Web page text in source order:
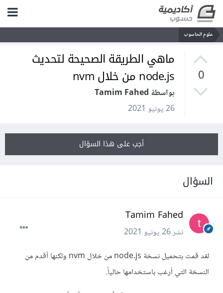
علوم الحاسوب
0
ماهي الطريقة الصحيحة لتحديث
node.js من خلال nvm
بواسطة Tamim Fahed
26 يونيو 2021
أجب على هذا السؤال
السؤال
Tamim Fahed
نشر26 يونيو 2021
لقد قمت بتحميل نسخة node.js من خلال nvm ولكنها أقدم من
النسخة التي أرغب باستخدامها حالياً.